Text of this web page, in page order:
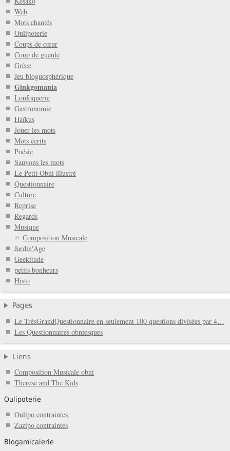
Web
Mots chantés
Oulipoterie
Coups de cœur
Coup de gueule
Grèce
Jeu bloguosphérique
Ginkgomania
Loufoquerie
Gastronomie
Haïkus
Jouer les mots
Mots écrits
Poésie
Sauvons les mots
Le Petit Obni illustré
Questionnaire
Culture
Reprise
Regards
Musique
Composition Musicale
Jardin'Age
Geekitude
petits bonheurs
Histo
Pages
Le TrèsGrandQuestionnaire en seulement 100 questions divisées par 4…
Les Questionnaires obniesques
Liens
Composition Musicale obni
Therese and The Kids
Oulipoterie
Oulipo contraintes
Zazipo contraintes
Blogamicalerie